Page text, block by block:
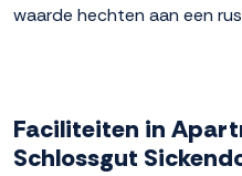
waarde hechten aan een
Faciliteiten in
Schlossgut